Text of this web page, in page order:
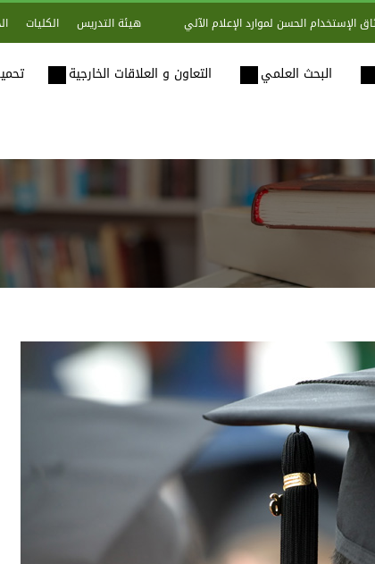
الإستخدام الحسن لموارد الإعلام الآلي هيئة التدريس الكليات
البحث العلمي التعاون و العلاقات الخارجية